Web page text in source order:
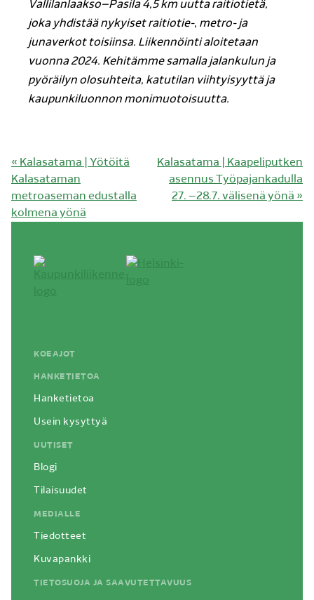
Vallilanlaakso–Pasila 4,5 km uutta raitiotietä,
joka yhdistää nykyiset raitiotie-, metro- ja
junaverkot toisiinsa. Liikennöinti aloitetaan
vuonna 2024. Kehitämme samalla jalankulun ja
pyöräilyn olosuhteita, katutilan viihtyisyyttä ja
kaupunkiluonnon monimuotoisuutta.
« Edellinen
artikkeli:
Kalasatama | Yötöitä
Kalasataman
metroaseman edustalla
kolmena yönä
Seuraava
artikkeli:
Kalasatama | Kaapeliputken
asennus Työpajankadulla
27. –28.7. välisenä yönä »
KOEAJOT
HANKETIETOA
Hanketietoa
Usein kysyttyä
UUTISET
Blogi
Tilaisuudet
MEDIALLE
Tiedotteet
Kuvapankki
TIETOSUOJA JA SAAVUTETTAVUUS